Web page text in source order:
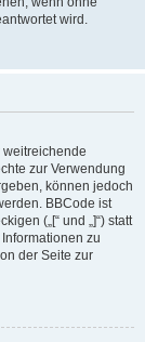
wird.
weitreichende
zur Verwendung
können jedoch
BBCode ist
(„[“ und „]“) statt
zu
der Seite zur